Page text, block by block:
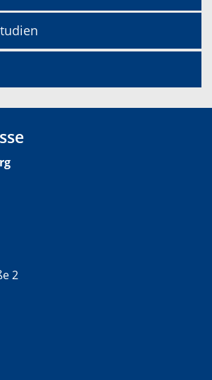
2